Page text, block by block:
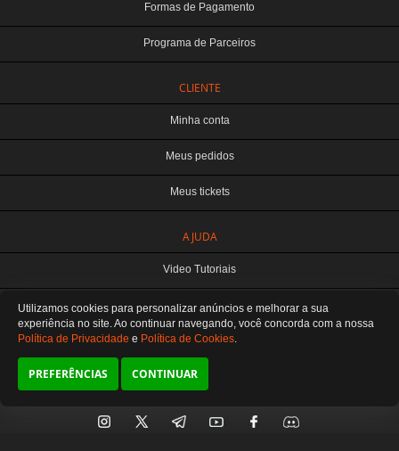
Formas de Pagamento
Programa de Parceiros
CLIENTE
Minha conta
Meus pedidos
Meus tickets
AJUDA
Video Tutoriais
Manuseio do Produto
Fale Conosco
SIGA-NOS
TERABYTE ATACADO E VAREJO DE PRODUTOS DE INFORMATICA LTDA
CNPJ: 07.993.973/0001-18 | Curitiba-PR
do Google se aplicam.
De segunda a sexta das 8:30 às 12H / 13H às 18H
SOMOS E-COMMERCE - NÃO TEMOS ATENDIMENTO LOCAL
Preferências de cookies
Utilizamos cookies para personalizar anúncios e melhorar a sua
experiência no site. Ao continuar navegando, você concorda com a nossa
Política de Privacidade e Política de Cookies.
PREFERÊNCIAS CONTINUAR